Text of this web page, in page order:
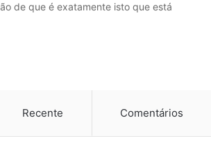
de que é exatamente isto que está
Recente Comentários